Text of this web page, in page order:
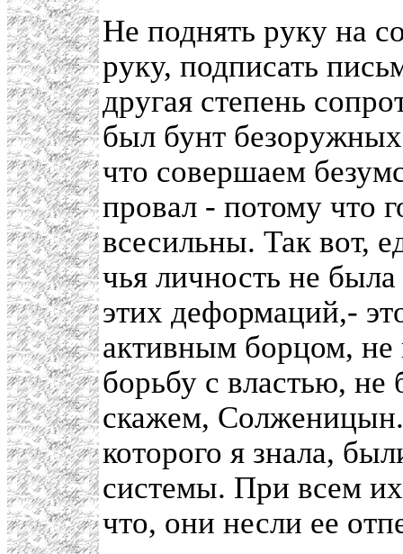
Не поднять руку на
руку, подписать
другая степень
был бунт
что совершаем
провал - потому что
всесильны. Так вот,
чья личность не
этих деформаций,-
активным борцом, не
борьбу с властью, не
скажем,
которого я знала,
системы. При всем
что, они несли ее